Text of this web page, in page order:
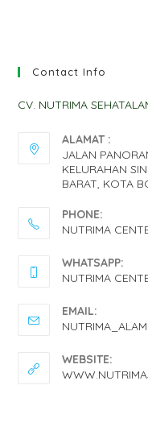
Contact Info
CV. NUTRIMA
ALAMAT :
JALAN
KELURAHAN
BARAT, KOTA
PHONE:
NUTRIMA
IN
APPLICATION
WHATSAPP:
NUTRIMA
IN
APPLICATION
EMAIL:
WEBSITE: